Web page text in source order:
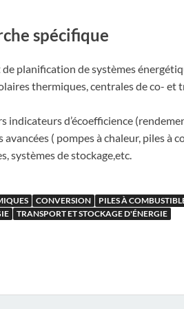
spécifique
planification de systèmes
thermiques, centrales de co- et
indicateurs d’écoefficience
( pompes à chaleur, piles à
systèmes de stockage,etc.
CONVERSION PILES À
TRANSPORT ET STOCKAGE D'ÉNERGIE